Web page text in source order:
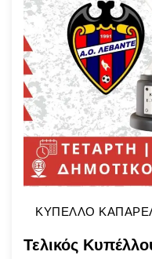
ΚΥΠΕΛΛΟ
Τελικός